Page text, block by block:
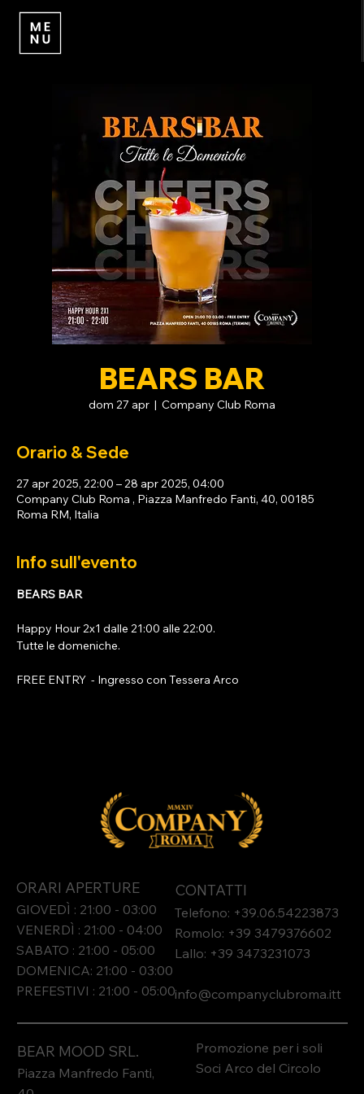
BEARS BAR
dom 27 apr
  |
Company Club Roma
Orario & Sede
27 apr 2025, 22:00 – 28 apr 2025, 04:00
Company Club Roma , Piazza Manfredo Fanti, 40, 00185
Roma RM, Italia
Info sull'evento
BEARS BAR
Happy Hour 2x1 dalle 21:00 alle 22:00.
Tutte le domeniche.
FREE ENTRY  - Ingresso con Tessera Arco
BEAR MOOD SRL.
Piazza Manfredo Fanti,
ORARI APERTURE
GIOVEDÌ : 21:00 - 03:00
VENERDÌ : 21:00 - 04:00
SABATO : 21:00 - 05:00
DOMENICA: 21:00 - 03:00
PREFESTIVI : 21:00 - 05:00
CONTATTI
Telefono: +39.06.54223873
Romolo: +39 3479376602
Lallo: +39 3473231073​
info@companyclubroma.itt
Promozione per i soli
Soci Arco del Circolo